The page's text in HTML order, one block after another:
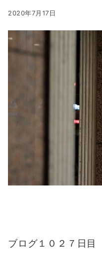
2020年7月17日
ブログ１０２７日目